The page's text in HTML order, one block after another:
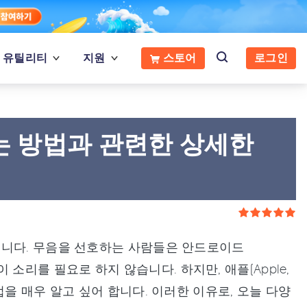
유틸리티 지원 스토어 로그인
방법과 관련한 상세한
다. 무음을 선호하는 사람들은 안드로이드
소리를 필요로 하지 않습니다. 하지만, 애플(Apple,
매우 알고 싶어 합니다. 이러한 이유로, 오늘 다양